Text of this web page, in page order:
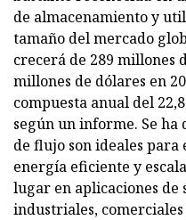
de almacenamiento y
tamaño del mercado
crecerá de 289 millones
millones de dólares en
compuesta anual del
según un informe. Se
de flujo son ideales para
energía eficiente y
lugar en aplicaciones de
industriales,